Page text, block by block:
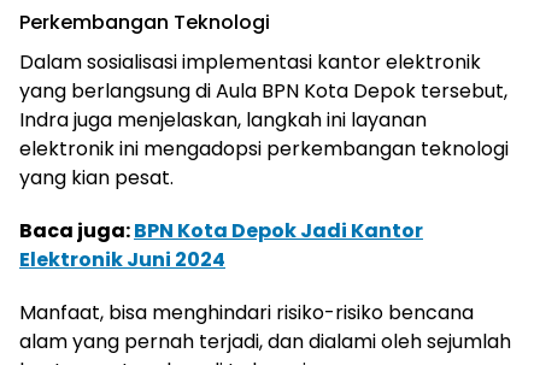
Perkembangan Teknologi
Dalam sosialisasi implementasi kantor elektronik
yang berlangsung di Aula BPN Kota Depok tersebut,
Indra juga menjelaskan, langkah ini layanan
elektronik ini mengadopsi perkembangan teknologi
yang kian pesat.
Baca juga:BPN Kota Depok Jadi Kantor
Elektronik Juni 2024
Manfaat, bisa menghindari risiko-risiko bencana
alam yang pernah terjadi, dan dialami oleh sejumlah